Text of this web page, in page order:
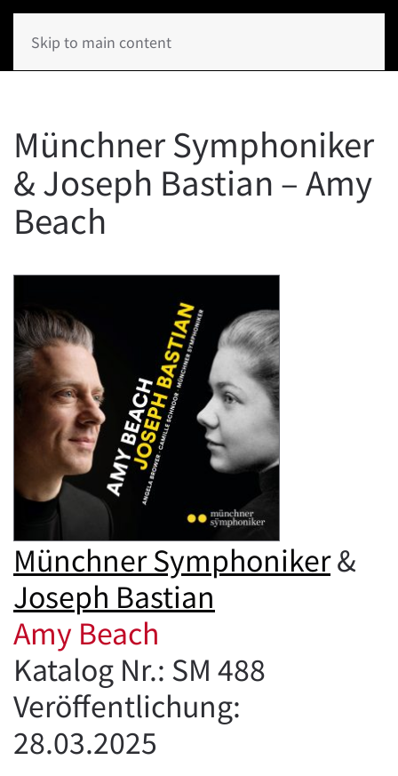
Skip to main content
Münchner Symphoniker
& Joseph Bastian – Amy
Beach
Münchner Symphoniker&
Joseph Bastian
Amy Beach
Katalog Nr.: SM 488
Veröffentlichung:
28.03.2025